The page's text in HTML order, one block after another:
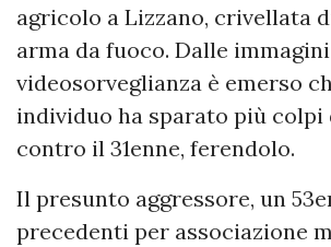
agricolo a Lizzano, crivellata
arma da fuoco. Dalle
videosorveglianza è emerso
individuo ha sparato più
contro il 31enne, ferendolo.
Il presunto aggressore, un
precedenti per associazione